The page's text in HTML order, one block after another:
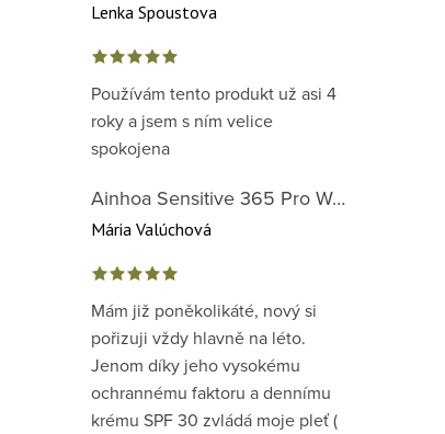
Lenka Spoustova
Používám tento produkt už asi 4
roky a jsem s ním velice
spokojena
Ainhoa Sensitive 365 Pro Well-Being Cream - zklidňující krém pro normální až suchou citlivou pleť
Mária Valúchová
Mám již poněkolikáté, nový si
pořizuji vždy hlavně na léto.
Jenom díky jeho vysokému
ochrannému faktoru a dennímu
krému SPF 30 zvládá moje pleť (